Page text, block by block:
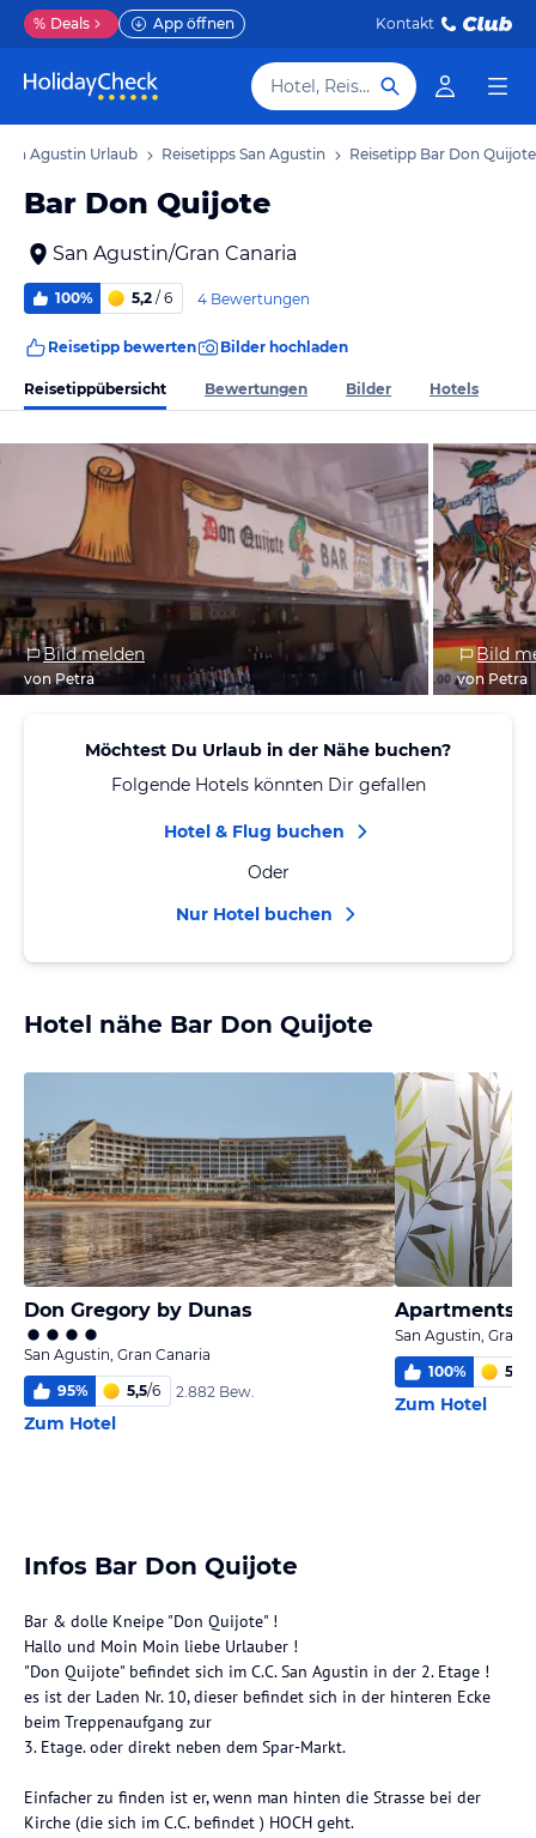
% Deals App öffnen Kontakt
Hotel, Reiseziel
San Agustin Urlaub Reisetipps San Agustin Reisetipp Bar Don Quijote
Bar Don Quijote
San Agustin/Gran Canaria
100% 5,2 / 6 4 Bewertungen
Reisetipp bewerten Bilder hochladen
Reisetippübersicht Bewertungen Bilder Hotels
Bild melden
von Petra
Bild
von Petra
Möchtest Du Urlaub in der Nähe buchen?
Folgende Hotels könnten Dir gefallen
Hotel & Flug buchen
Oder
Nur Hotel buchen
Hotel nähe Bar Don Quijote
Don Gregory by Dunas
San Agustin, Gran Canaria
95% 5,5/6 2.882 Bew.
Zum Hotel
Apartments
San Agustin, Gran
100% 5
Zum Hotel
Infos Bar Don Quijote
Bar & dolle Kneipe "Don Quijote" !
Hallo und Moin Moin liebe Urlauber !
"Don Quijote" befindet sich im C.C. San Agustin in der 2. Etage !
es ist der Laden Nr. 10, dieser befindet sich in der hinteren Ecke
beim Treppenaufgang zur
3. Etage. oder direkt neben dem Spar-Markt.
Einfacher zu finden ist er, wenn man hinten die Strasse bei der
Kirche (die sich im C.C. befindet ) HOCH geht.